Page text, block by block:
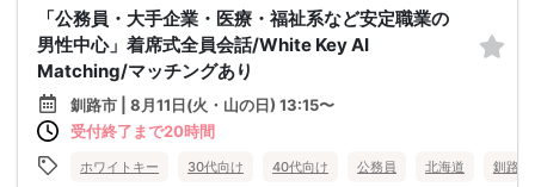
「公務員・大手企業・医療・福祉系など安定職業の
男性中心」着席式全員会話/White Key AI
Matching/マッチングあり
釧路市 | 8月11日(火・山の日) 13:15〜
受付終了まで20時間
ホワイトキー 30代向け 40代向け 公務員 北海道 釧路市